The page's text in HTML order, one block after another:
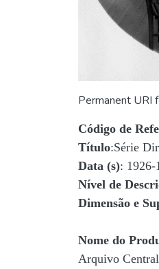
Permanent URI
Código de
Título:Série
Data (s): 1926-
Nível de
Dimensão e
Nome do
Arquivo